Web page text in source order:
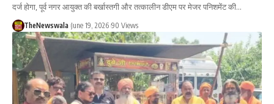
दर्ज होगा, पूर्व नगर आयुक्त की बर्खास्तगी और तत्कालीन डीएम पर मेजर पनिशमेंट की…
TheNewswala June 19, 2026 90 Views